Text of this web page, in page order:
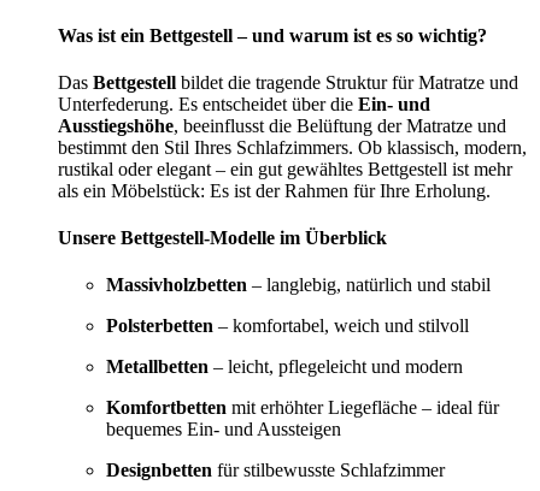
Was ist ein Bettgestell – und warum ist es so wichtig?
Das Bettgestell bildet die tragende Struktur für Matratze und
Unterfederung. Es entscheidet über die Ein- und
Ausstiegshöhe, beeinflusst die Belüftung der Matratze und
bestimmt den Stil Ihres Schlafzimmers. Ob klassisch, modern,
rustikal oder elegant – ein gut gewähltes Bettgestell ist mehr
als ein Möbelstück: Es ist der Rahmen für Ihre Erholung.
Unsere Bettgestell-Modelle im Überblick
Massivholzbetten – langlebig, natürlich und stabil
Polsterbetten – komfortabel, weich und stilvoll
Metallbetten – leicht, pflegeleicht und modern
Komfortbetten mit erhöhter Liegefläche – ideal für
bequemes Ein- und Aussteigen
Designbetten für stilbewusste Schlafzimmer